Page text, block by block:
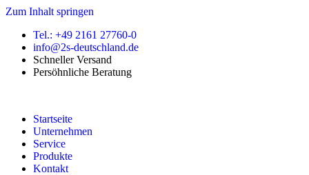
Zum Inhalt springen
Tel.: +49 2161 27760-0
info@2s-deutschland.de
Schneller Versand
Persöhnliche Beratung
Startseite
Unternehmen
Service
Produkte
Kontakt